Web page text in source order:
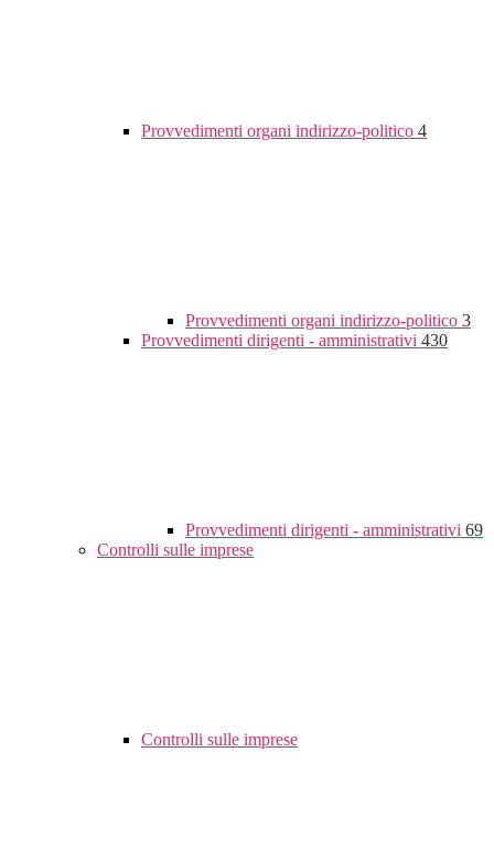
Provvedimenti organi indirizzo-politico 4
Provvedimenti organi indirizzo-politico 3
Provvedimenti dirigenti - amministrativi 430
Provvedimenti dirigenti - amministrativi 69
Controlli sulle imprese
Controlli sulle imprese